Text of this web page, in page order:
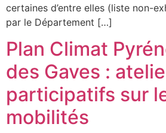
certaines d’entre elles (liste non-
par le Département […]
Plan Climat
des Gaves :
participatifs sur
mobilités